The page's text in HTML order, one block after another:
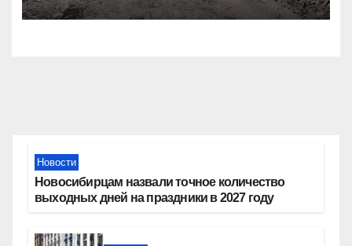
Новости
Новосибирцам назвали точное количество
выходных дней на праздники в 2027 году